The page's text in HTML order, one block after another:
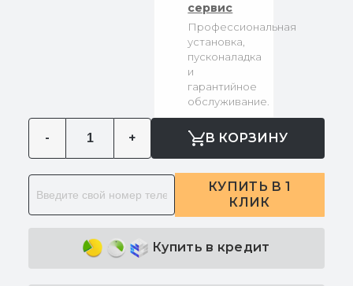
сервис
Профессиональная
установка,
пусконаладка
и
гарантийное
обслуживание.
- + В КОРЗИНУ
КУПИТЬ В 1
КЛИК
Купить в кредит